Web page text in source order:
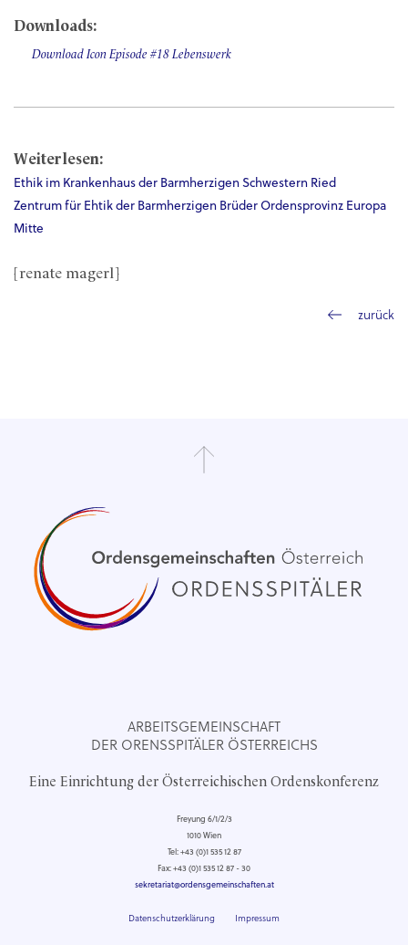
Downloads:
Download Icon Episode #18 Lebenswerk
Weiterlesen:
Ethik im Krankenhaus der Barmherzigen Schwestern Ried
Zentrum für Ehtik der Barmherzigen Brüder Ordensprovinz Europa
Mitte
[renate magerl]
zurück
ARBEITSGEMEINSCHAFT
DER ORENSSPITÄLER ÖSTERREICHS
Eine Einrichtung der Österreichischen Ordenskonferenz
Freyung 6/1/2/3
1010 Wien
Tel: +43 (0)1 535 12 87
Fax: +43 (0)1 535 12 87 - 30
sekretariat@ordensgemeinschaften.at
Datenschutzerklärung Impressum